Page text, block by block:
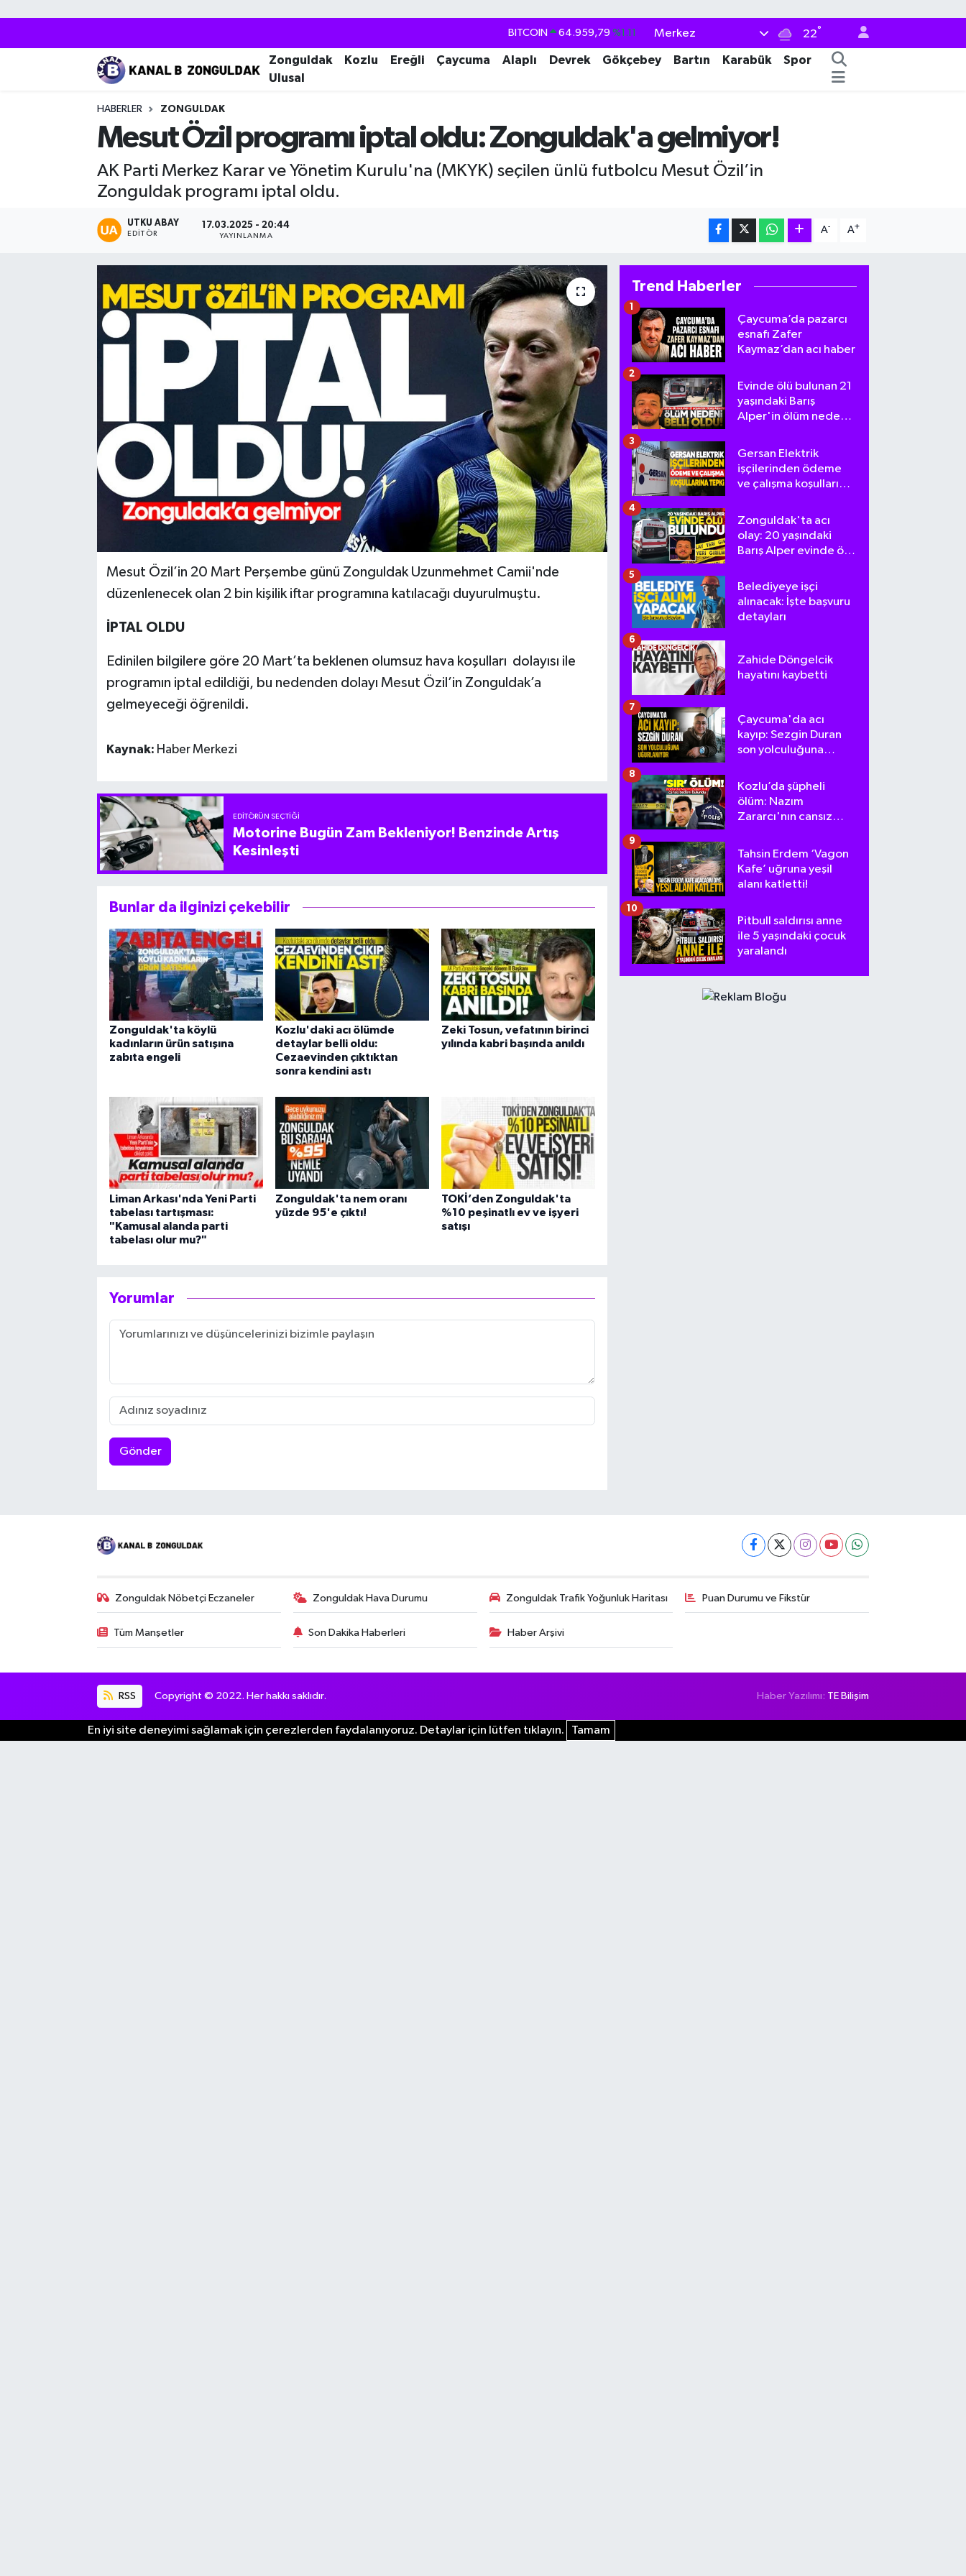
BITCOIN 64.959,79 %1.11
DOLAR 47,7436 %0.18
GRAM ALTIN 6660.55 %0.03
BİST100 13.779 %-14
Merkez 22°
Zonguldak Kozlu Ereğli Çaycuma Alaplı Devrek Gökçebey Bartın Karabük
Spor
Ulusal
HABERLER ZONGULDAK
Mesut Özil programı iptal oldu: Zonguldak'a gelmiyor!
AK Parti Merkez Karar ve Yönetim Kurulu'na (MKYK) seçilen ünlü futbolcu Mesut Özil’in
Zonguldak programı iptal oldu.
UTKU ABAY
EDITÖR
17.03.2025 - 20:44
YAYINLANMA
A- A+
Mesut Özil’in 20 Mart Perşembe günü Zonguldak Uzunmehmet Camii'nde
düzenlenecek olan 2 bin kişilik iftar programına katılacağı duyurulmuştu.
İPTAL OLDU
Edinilen bilgilere göre 20 Mart’ta beklenen olumsuz hava koşulları dolayısı ile
programın iptal edildiği, bu nedenden dolayı Mesut Özil’in Zonguldak’a
gelmeyeceği öğrenildi.
Kaynak: Haber Merkezi
EDITÖRÜN SEÇTIĞI
Motorine Bugün Zam Bekleniyor! Benzinde Artış
Kesinleşti
Bunlar da ilginizi çekebilir
Zonguldak'ta köylü
kadınların ürün satışına
zabıta engeli
Kozlu'daki acı ölümde
detaylar belli oldu:
Cezaevinden çıktıktan
sonra kendini astı
Zeki Tosun, vefatının birinci
yılında kabri başında anıldı
Liman Arkası'nda Yeni Parti
tabelası tartışması:
"Kamusal alanda parti
tabelası olur mu?"
Zonguldak'ta nem oranı
yüzde 95'e çıktı!
TOKİ’den Zonguldak'ta
%10 peşinatlı ev ve işyeri
satışı
Yorumlar
Gönder
Trend Haberler
Çaycuma’da pazarcı
esnafı Zafer
Kaymaz’dan acı haber
1
Evinde ölü bulunan 21
yaşındaki Barış
Alper'in ölüm nedeni
2
Gersan Elektrik
işçilerinden ödeme
ve çalışma koşullarına
3
Zonguldak'ta acı
olay: 20 yaşındaki
Barış Alper evinde ölü
4
Belediyeye işçi
alınacak: İşte başvuru
detayları
5
Zahide Döngelcik
hayatını kaybetti
6
Çaycuma'da acı
kayıp: Sezgin Duran
son yolculuğuna
7
Kozlu’da şüpheli
ölüm: Nazım
Zararcı'nın cansız
8
Tahsin Erdem ‘Vagon
Kafe’ uğruna yeşil
alanı katletti!
9
Pitbull saldırısı anne
ile 5 yaşındaki çocuk
yaralandı
10
Zonguldak Nöbetçi Eczaneler Zonguldak Hava Durumu Zonguldak Trafik Yoğunluk Haritası Puan Durumu ve Fikstür
Tüm Manşetler Son Dakika Haberleri Haber Arşivi
RSS Copyright © 2022. Her hakkı saklıdır. Haber Yazılımı: TE Bilişim
En iyi site deneyimi sağlamak için çerezlerden faydalanıyoruz. Detaylar için lütfen tıklayın. Tamam
Zonguldak Nöbetçi Eczaneler
Zonguldak Trafik Yoğunluk Haritası
Puan Durumu ve Fikstür
Tüm Manşetler
Son Dakika Haberleri